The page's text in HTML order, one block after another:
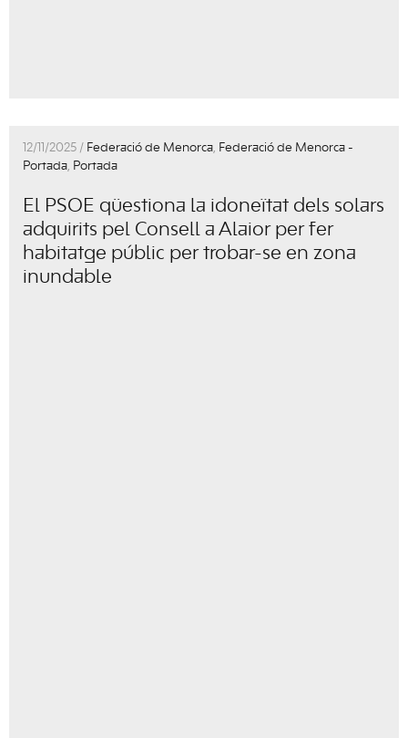
12/11/2025 / Federació de Menorca, Federació de Menorca -
Portada, Portada
El PSOE qüestiona la idoneïtat dels solars
adquirits pel Consell a Alaior per fer
habitatge públic per trobar-se en zona
inundable